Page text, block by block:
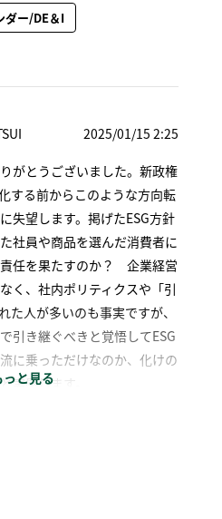
ダー/DE＆I
2025/01/15 2:25
がとうございました。新政権
する前からこのような方向転
失望します。掲げたESG方針
社員や商品を選んだ消費者に
任を果たすのか？ 企業経営
く、社内ポリティクスや「引
た人が多いのも事実ですが、
引き継ぐべきと覚悟してESG
に乗っただけなのか、化けの
実感します。
っと見る